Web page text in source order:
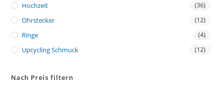
Hochzeit (36)
Ohrstecker (12)
Ringe (4)
Upcycling Schmuck (12)
Nach Preis filtern